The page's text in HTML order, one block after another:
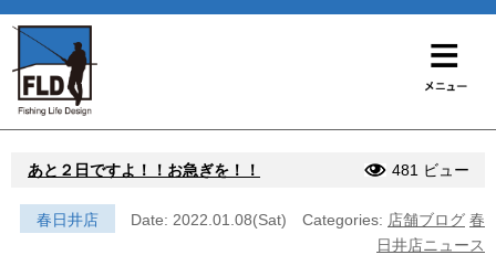
あと２日ですよ！！お急ぎを！！ 481 ビュー
春日井店 Date: 2022.01.08(Sat) Categories: 店舗ブログ 春
日井店ニュース